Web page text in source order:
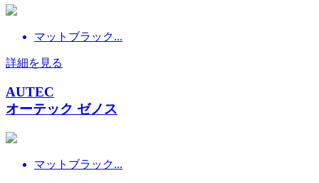
マットブラック...
詳細を見る
AUTEC
オーテック ゼノス
マットブラック...